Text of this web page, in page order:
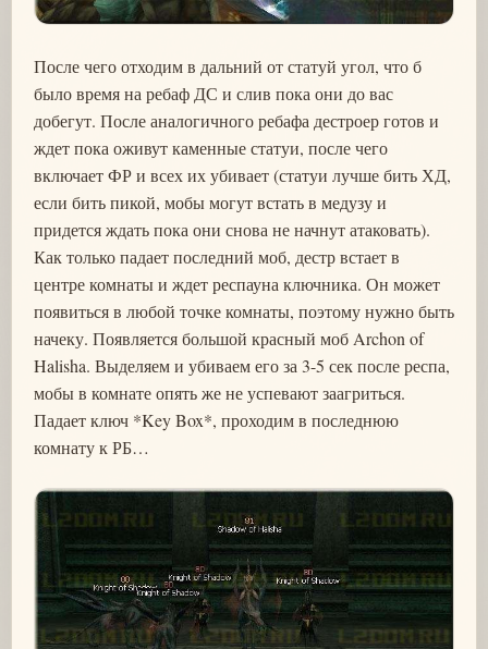
После чего отходим в дальний от статуй угол, что б
было время на ребаф ДС и слив пока они до вас
добегут. После аналогичного ребафа дестроер готов и
ждет пока оживут каменные статуи, после чего
включает ФР и всех их убивает (статуи лучше бить ХД,
если бить пикой, мобы могут встать в медузу и
придется ждать пока они снова не начнут атаковать).
Как только падает последний моб, дестр встает в
центре комнаты и ждет респауна ключника. Он может
появиться в любой точке комнаты, поэтому нужно быть
начеку. Появляется большой красный моб Archon of
Halisha. Выделяем и убиваем его за 3-5 сек после респа,
мобы в комнате опять же не успевают заагриться.
Падает ключ *Key Box*, проходим в последнюю
комнату к РБ…